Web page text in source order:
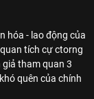
hóa - lao động của
tích cự ctorng
giả tham quan 3
quên của chính